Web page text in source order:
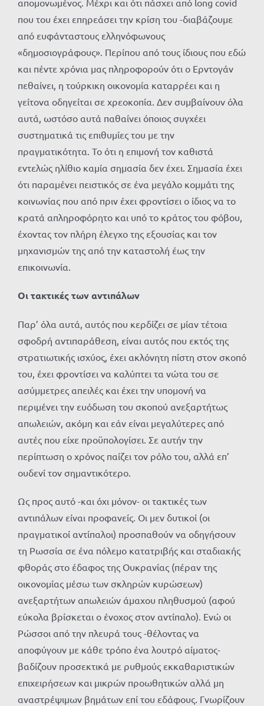
απομονωμένος. Μέχρι και ότι πάσχει από long covid
που του έχει επηρεάσει την κρίση του -διαβάζουμε
από ευφάνταστους ελληνόφωνους
«δημοσιογράφους». Περίπου από τους ίδιους που εδώ
και πέντε χρόνια μας πληροφορούν ότι ο Ερντογάν
πεθαίνει, η τούρκικη οικονομία καταρρέει και η
γείτονα οδηγείται σε χρεοκοπία. Δεν συμβαίνουν όλα
αυτά, ωστόσο αυτά παθαίνει όποιος συγχέει
συστηματικά τις επιθυμίες του με την
πραγματικότητα. Το ότι η επιμονή τον καθιστά
εντελώς ηλίθιο καμία σημασία δεν έχει. Σημασία έχει
ότι παραμένει πειστικός σε ένα μεγάλο κομμάτι της
κοινωνίας που από πριν έχει φροντίσει ο ίδιος να το
κρατά απληροφόρητο και υπό το κράτος του φόβου,
έχοντας τον πλήρη έλεγχο της εξουσίας και τον
μηχανισμών της από την καταστολή έως την
επικοινωνία.
Οι τακτικές των αντιπάλων
Παρ’ όλα αυτά, αυτός που κερδίζει σε μίαν τέτοια
σφοδρή αντιπαράθεση, είναι αυτός που εκτός της
στρατιωτικής ισχύος, έχει ακλόνητη πίστη στον σκοπό
του, έχει φροντίσει να καλύπτει τα νώτα του σε
ασύμμετρες απειλές και έχει την υπομονή να
περιμένει την ευόδωση του σκοπού ανεξαρτήτως
απωλειών, ακόμη και εάν είναι μεγαλύτερες από
αυτές που είχε προϋπολογίσει. Σε αυτήν την
περίπτωση ο χρόνος παίζει τον ρόλο του, αλλά επ’
ουδενί τον σημαντικότερο.
Ως προς αυτό -και όχι μόνον- οι τακτικές των
αντιπάλων είναι προφανείς. Οι μεν δυτικοί (οι
πραγματικοί αντίπαλοι) προσπαθούν να οδηγήσουν
τη Ρωσσία σε ένα πόλεμο κατατριβής και σταδιακής
φθοράς στο έδαφος της Ουκρανίας (πέραν της
οικονομίας μέσω των σκληρών κυρώσεων)
ανεξαρτήτων απωλειών άμαχου πληθυσμού (αφού
εύκολα βρίσκεται ο ένοχος στον αντίπαλο). Ενώ οι
Ρώσσοι από την πλευρά τους -θέλοντας να
αποφύγουν με κάθε τρόπο ένα λουτρό αίματος-
βαδίζουν προσεκτικά με ρυθμούς εκκαθαριστικών
επιχειρήσεων και μικρών προωθητικών αλλά μη
αναστρέψιμων βημάτων επί του εδάφους. Γνωρίζουν